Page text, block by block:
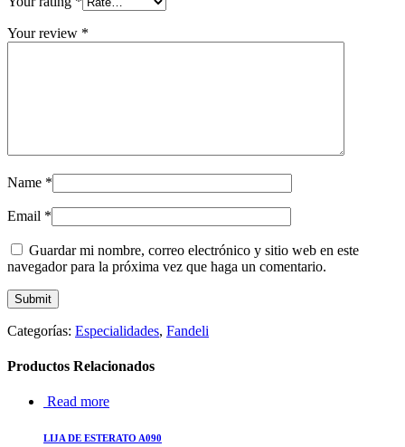
Your review *
Name *
Email *
Guardar mi nombre, correo electrónico y sitio web en este
navegador para la próxima vez que haga un comentario.
Categorías: Especialidades, Fandeli
Productos Relacionados
Read more
LIJA DE ESTERATO A090